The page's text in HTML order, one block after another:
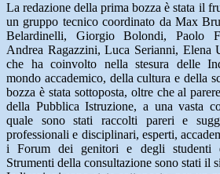
La redazione della prima bozza è stata il
un gruppo tecnico coordinato da Max
Belardinelli, Giorgio Bolondi, Paolo
Andrea Ragazzini, Luca Serianni,
che ha coinvolto nella stesura delle
mondo accademico, della cultura e della
bozza è stata sottoposta, oltre che al
della Pubblica Istruzione, a una vasta
quale sono stati raccolti pareri e
professionali e disciplinari, esperti,
i Forum dei genitori e degli studenti
Strumenti della consultazione sono stati il